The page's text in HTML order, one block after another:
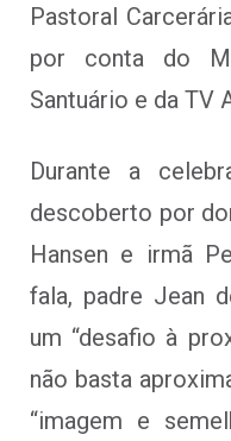
Pastoral
por conta do
Santuário e da TV
Durante a
descoberto por
Hansen e irmã
fala, padre Jean
um “desafio à
não basta
“imagem e